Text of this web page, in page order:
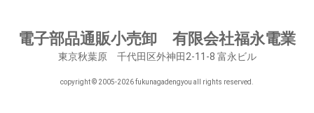
電子部品通販小売卸 有限会社福永電業
東京秋葉原 千代田区外神田2-11-8 富永ビル
copyright © 2005-2026 fukunagadengyou all rights reserved.